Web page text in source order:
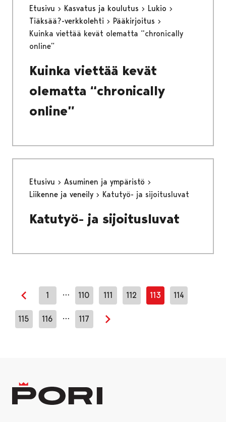
Etusivu Kasvatus ja koulutus
Lukio
Tiäksää?-verkkolehti
Pääkirjoitus
Kuinka viettää kevät olematta “chronically
online”
Kuinka viettää kevät
olematta “chronically
online”
Etusivu
Asuminen ja ympäristö
Liikenne ja veneily
Katutyö- ja sijoitusluvat
Katutyö- ja sijoitusluvat
Edellinen sivu
1 … 110 111 112 113 114
115 116 … 117
Seuraava sivu